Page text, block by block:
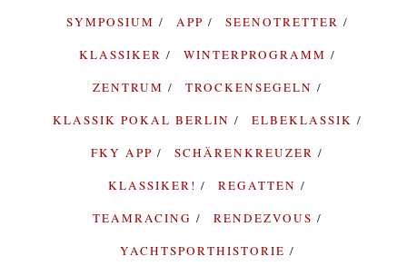
SYMPOSIUM APP
SEENOTRETTER
KLASSIKER
WINTERPROGRAMM
ZENTRUM
TROCKENSEGELN
KLASSIK POKAL BERLIN
ELBEKLASSIK
FKY APP
SCHÄRENKREUZER
KLASSIKER!
REGATTEN
TEAMRACING
RENDEZVOUS
YACHTSPORTHISTORIE